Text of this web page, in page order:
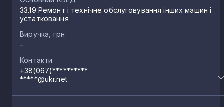
33.19 Ремонт і технічне обслуговування інших машин і
устатковання
Виручка, грн
–
Контакти
+38(067)**********
*****@ukr.net